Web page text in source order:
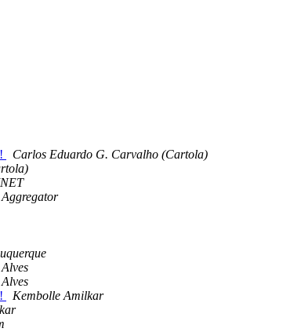
Carlos Eduardo G. Carvalho (Cartola)
Kembolle Amilkar